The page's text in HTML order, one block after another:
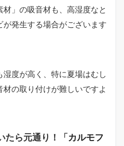
」の吸音材も、高湿度なと
が発生する場合がございます
湿度が高く、特に夏場はむし
の取り付けが難しいですよ
たら元通り！「 カルモフ